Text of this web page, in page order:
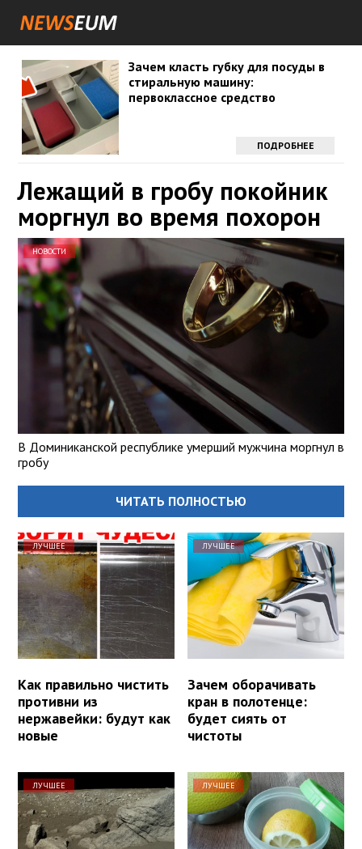
Зачем класть губку для посуды в
стиральную машину:
первоклассное средство
ПОДРОБНЕЕ
Лежащий в гробу покойник
моргнул во время похорон
НОВОСТИ
В Доминиканской республике умерший мужчина моргнул в
гробу
ЧИТАТЬ ПОЛНОСТЬЮ
ЛУЧШЕЕ
Как правильно чистить
противни из
нержавейки: будут как
новые
ЛУЧШЕЕ
Зачем оборачивать
кран в полотенце:
будет сиять от
чистоты
ЛУЧШЕЕ ЛУЧШЕЕ